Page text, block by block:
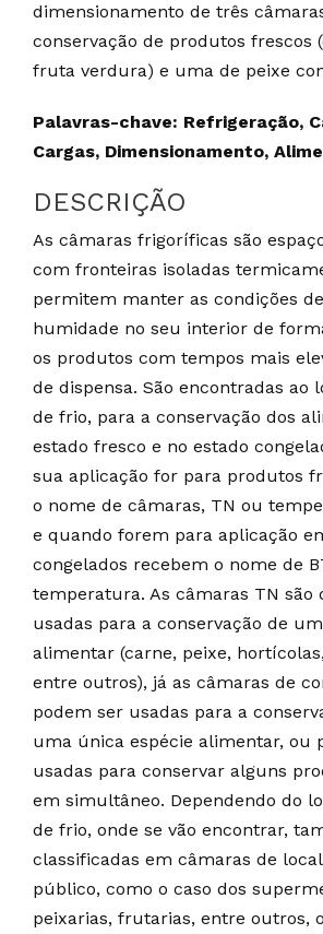
dimensionamento de três
conservação de produtos frescos
fruta verdura) e uma de peixe
Palavras-chave: Refrigeração,
Cargas, Dimensionamento,
DESCRIÇÃO
As câmaras frigoríficas são
com fronteiras isoladas
permitem manter as condições
humidade no seu interior de
os produtos com tempos mais
de dispensa. São encontradas ao
de frio, para a conservação dos
estado fresco e no estado
sua aplicação for para produtos
o nome de câmaras, TN ou
e quando forem para aplicação
congelados recebem o nome de
temperatura. As câmaras TN são
usadas para a conservação de
alimentar (carne, peixe,
entre outros), já as câmaras de
podem ser usadas para a
uma única espécie alimentar, ou
usadas para conservar alguns
em simultâneo. Dependendo do
de frio, onde se vão encontrar,
classificadas em câmaras de
público, como o caso dos
peixarias, frutarias, entre outros,